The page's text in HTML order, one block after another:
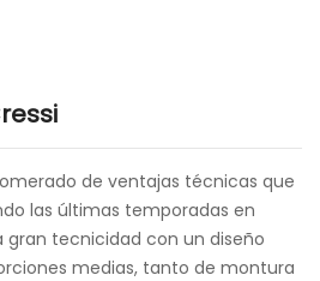
de ventajas técnicas que
las últimas temporadas en
gran tecnicidad con un diseño
medias, tanto de montura